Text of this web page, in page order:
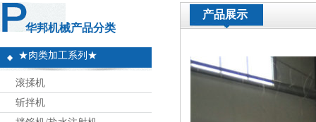
华邦机械产品分类
★肉类加工系列★
滚揉机
斩拌机
产品展示